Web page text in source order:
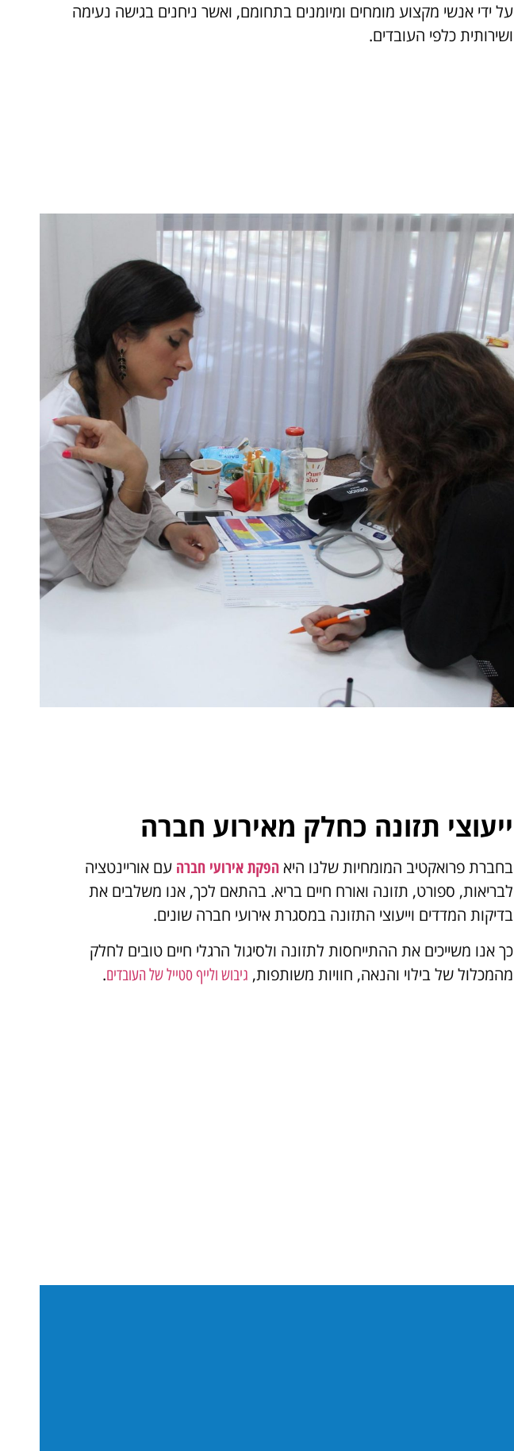
על ידי אנשי מקצוע מומחים ומיומנים בתחומם, ואשר ניחנים בגישה נעימה
ושירותית כלפי העובדים.
ייעוצי תזונה כחלק מאירוע חברה
בחברת פרואקטיב המומחיות שלנו היא הפקת אירועי חברה עם אוריינטציה
לבריאות, ספורט, תזונה ואורח חיים בריא. בהתאם לכך, אנו משלבים את
בדיקות המדדים וייעוצי התזונה במסגרת אירועי חברה שונים.
כך אנו משייכים את ההתייחסות לתזונה ולסיגול הרגלי חיים טובים לחלק
מהמכלול של בילוי והנאה, חוויות משותפות, גיבוש ולייף סטייל של העובדים.